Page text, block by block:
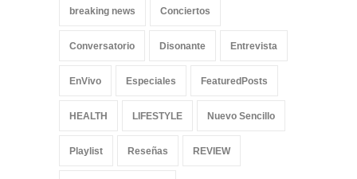
breaking news Conciertos
Conversatorio Disonante Entrevista
EnVivo Especiales FeaturedPosts
HEALTH LIFESTYLE Nuevo Sencillo
Playlist Reseñas REVIEW